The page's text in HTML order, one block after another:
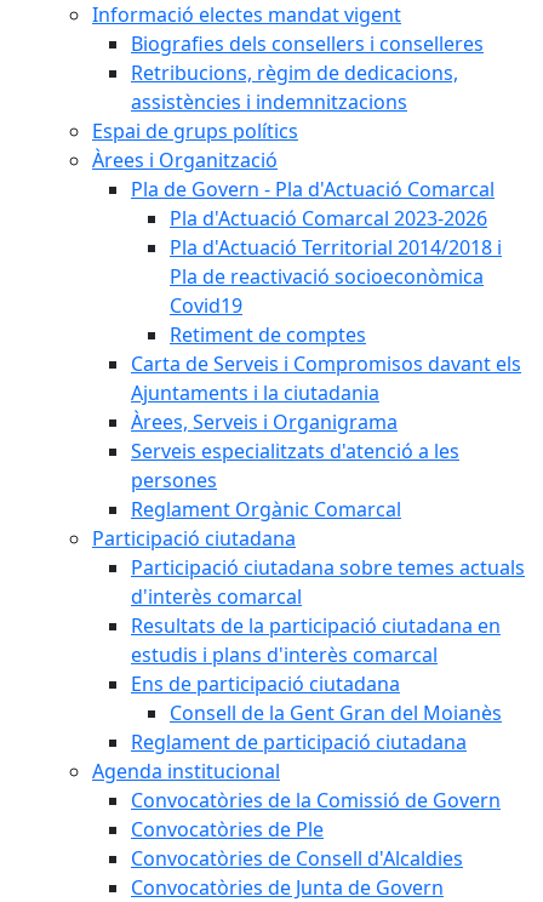
Informació electes mandat vigent
Biografies dels consellers i conselleres
Retribucions, règim de dedicacions,
assistències i indemnitzacions
Espai de grups polítics
Àrees i Organització
Pla de Govern - Pla d'Actuació Comarcal
Pla d'Actuació Comarcal 2023-2026
Pla d'Actuació Territorial 2014/2018 i
Pla de reactivació socioeconòmica
Covid19
Retiment de comptes
Carta de Serveis i Compromisos davant els
Ajuntaments i la ciutadania
Àrees, Serveis i Organigrama
Serveis especialitzats d'atenció a les
persones
Reglament Orgànic Comarcal
Participació ciutadana
Participació ciutadana sobre temes actuals
d'interès comarcal
Resultats de la participació ciutadana en
estudis i plans d'interès comarcal
Ens de participació ciutadana
Consell de la Gent Gran del Moianès
Reglament de participació ciutadana
Agenda institucional
Convocatòries de la Comissió de Govern
Convocatòries de Ple
Convocatòries de Consell d'Alcaldies
Convocatòries de Junta de Govern